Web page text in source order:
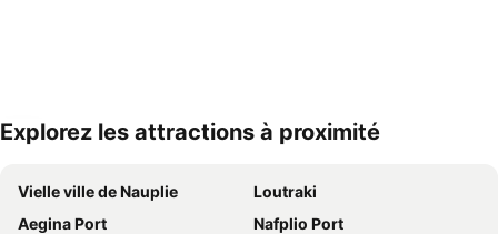
Explorez les attractions à proximité
Vielle ville de Nauplie
Loutraki
Aegina Port
Nafplio Port